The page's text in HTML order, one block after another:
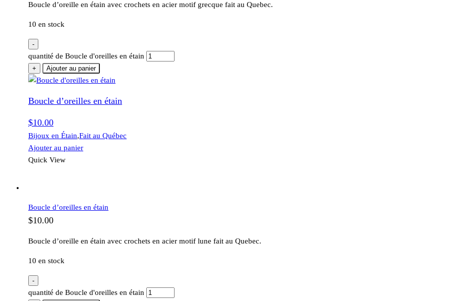
Boucle d’oreille en étain avec crochets en acier motif grecque fait au Quebec.
10 en stock
-
quantité de Boucle d'oreilles en étain
+ Ajouter au panier
Boucle d’oreilles en étain
$10.00
Bijoux en Étain,Fait au Québec
Ajouter au panier
Quick View
Boucle d’oreilles en étain
$10.00
Boucle d’oreille en étain avec crochets en acier motif lune fait au Quebec.
10 en stock
-
quantité de Boucle d'oreilles en étain